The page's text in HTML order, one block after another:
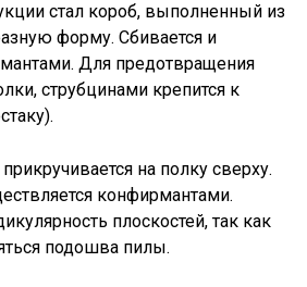
стал короб, выполненный из
форму. Сбивается и
Для предотвращения
струбцинами крепится к
на полку сверху.
конфирмантами.
плоскостей, так как
подошва пилы.